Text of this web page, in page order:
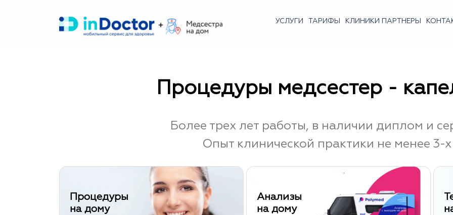
УСЛУГИ ТАРИФЫ КЛИНИКИ ПАРТНЕРЫ
Процедуры медсестер -
Более трех лет работы, в наличии диплом и
Опыт клинической практики не менее 3-х
Процедуры
на дому
Анализы
на дому